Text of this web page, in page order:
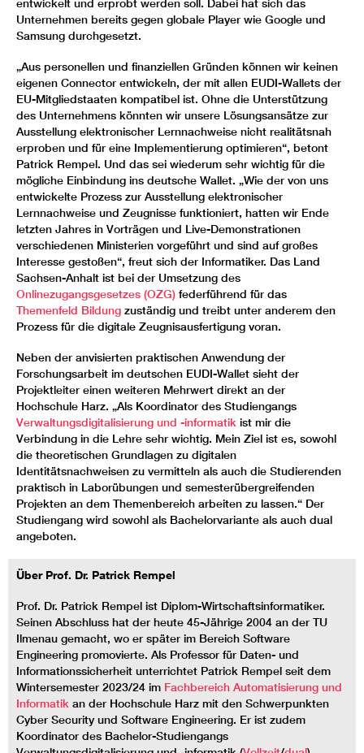
entwickelt und erprobt werden soll. Dabei hat sich das
Unternehmen bereits gegen globale Player wie Google und
Samsung durchgesetzt.
„Aus personellen und finanziellen Gründen können wir keinen
eigenen Connector entwickeln, der mit allen EUDI-Wallets der
EU-Mitgliedstaaten kompatibel ist. Ohne die Unterstützung
des Unternehmens könnten wir unsere Lösungsansätze zur
Ausstellung elektronischer Lernnachweise nicht realitätsnah
erproben und für eine Implementierung optimieren“, betont
Patrick Rempel. Und das sei wiederum sehr wichtig für die
mögliche Einbindung ins deutsche Wallet. „Wie der von uns
entwickelte Prozess zur Ausstellung elektronischer
Lernnachweise und Zeugnisse funktioniert, hatten wir Ende
letzten Jahres in Vorträgen und Live-Demonstrationen
verschiedenen Ministerien vorgeführt und sind auf großes
Interesse gestoßen“, freut sich der Informatiker. Das Land
Sachsen-Anhalt ist bei der Umsetzung des
Onlinezugangsgesetzes (OZG) federführend für das
Themenfeld Bildung zuständig und treibt unter anderem den
Prozess für die digitale Zeugnisausfertigung voran.
Neben der anvisierten praktischen Anwendung der
Forschungsarbeit im deutschen EUDI-Wallet sieht der
Projektleiter einen weiteren Mehrwert direkt an der
Hochschule Harz. „Als Koordinator des Studiengangs
Verwaltungsdigitalisierung und -informatik ist mir die
Verbindung in die Lehre sehr wichtig. Mein Ziel ist es, sowohl
die theoretischen Grundlagen zu digitalen
Identitätsnachweisen zu vermitteln als auch die Studierenden
praktisch in Laborübungen und semesterübergreifenden
Projekten an dem Themenbereich arbeiten zu lassen.“ Der
Studiengang wird sowohl als Bachelorvariante als auch dual
angeboten.
Über Prof. Dr. Patrick Rempel
Prof. Dr. Patrick Rempel ist Diplom-Wirtschaftsinformatiker.
Seinen Abschluss hat der heute 45-Jährige 2004 an der TU
Ilmenau gemacht, wo er später im Bereich Software
Engineering promovierte. Als Professor für Daten- und
Informationssicherheit unterrichtet Patrick Rempel seit dem
Wintersemester 2023/24 im Fachbereich Automatisierung und
Informatik an der Hochschule Harz mit den Schwerpunkten
Cyber Security und Software Engineering. Er ist zudem
Koordinator des Bachelor-Studiengangs